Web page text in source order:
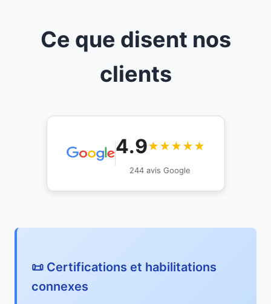
Ce que disent nos
clients
4.9★★★★★
244 avis Google
📜 Certifications et habilitations
connexes